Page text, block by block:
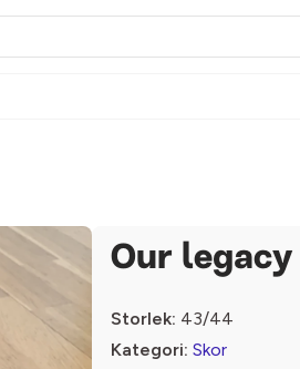
Our
Storlek: 43/44
Kategori: Skor